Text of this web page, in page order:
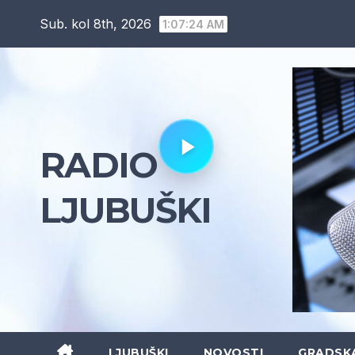
Sub. kol 8th, 2026 1:07:25 AM
RADIO
LJUBUŠKI